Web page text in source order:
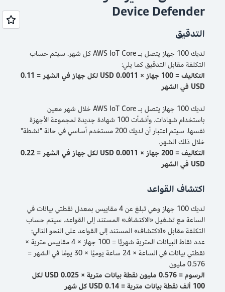
Device Defender
التدقيق
لديك 100 جهاز يتصل بـ AWS IoT Core كل شهر. سيتم حساب
التكلفة مقابل التدقيق كما يلي:
التكاليف = 100 جهاز × 0.0011 USD لكل جهاز في الشهر = 0.11
USD في الشهر
لديك 100 جهاز يتصل بـ AWS IoT Core خلال شهر معين
باستخدام شهادات. وأنشأت 100 شهادة جديدة لمجموعة الأجهزة
نفسها. سيتم اعتبار أن لديك 200 مستخدم أساسي في حالة "نشطة"
خلال ذلك الشهر.
التكاليف = 200 جهاز × 0.0011 USD لكل جهاز في الشهر = 0.22
USD في الشهر
اكتشاف القواعد
لديك 100 جهاز وهي تبلغ عن 4 مقاييس بمعدل نقطتي بيانات في
الساعة مع تشغيل «الاكتشاف» المستند إلى القواعد. سيتم حساب
التكلفة مقابل «الاكتشاف» المستند إلى القواعد على النحو التالي:
عدد نقاط البيانات المترية شهريًا = 100 جهاز × 4 مقاييس مترية ×
نقطتي بيانات في الساعة × 24 ساعة يوميًا × 30 يومًا في الشهر =
0.576 مليون
الرسوم = 0.576 مليون نقطة بيانات مترية × 0.025 USD لكل
100 ألف نقطة بيانات مترية = 0.14 USD كل شهر